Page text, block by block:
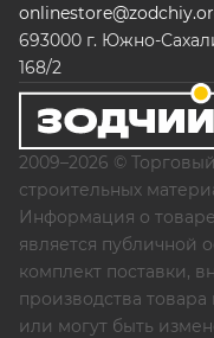
693000 г. Южно-
168/2
2009–2026 ©
строительных
Информация о
является публичной
комплект поставки,
производства товара
или могут быть